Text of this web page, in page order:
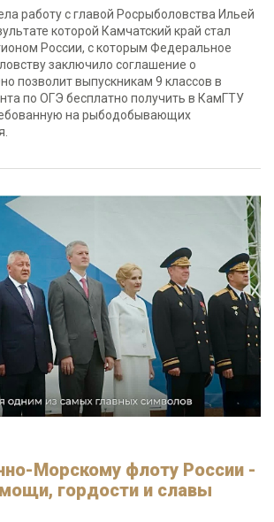
работу с главой Росрыболовства Ильей
которой Камчатский край стал
России, с которым Федеральное
заключило соглашение о
позволит выпускникам 9 классов в
по ОГЭ бесплатно получить в КамГТУ
на рыбодобывающих
Морскому флоту России -
гордости и славы